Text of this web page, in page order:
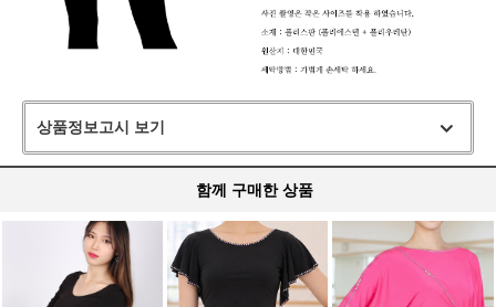
상품정보고시 보기
함께 구매한 상품